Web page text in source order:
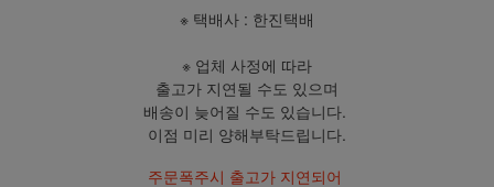
※ 택배사 : 한진택배
※ 업체 사정에 따라
출고가 지연될 수도 있으며
배송이 늦어질 수도 있습니다.
이점 미리 양해부탁드립니다.
주문폭주시 출고가 지연되어